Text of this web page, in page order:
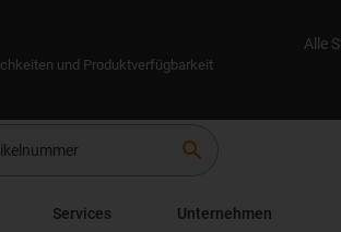
und Produktverfügbarkeit
Alle
search
Services Unternehmen